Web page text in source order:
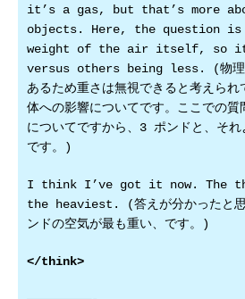
it’s a gas, but that’s more
objects. Here, the question is
weight of the air itself, so
versus others being less. (物理学
あるため重さは無視できると考えられ
体への影響についてです。ここでの質
についてですから、3 ポンドと、それ
です。)
I think I’ve got it now. The
the heaviest. (答えが分かったと思
ンドの空気が最も重い、です。)
</think>